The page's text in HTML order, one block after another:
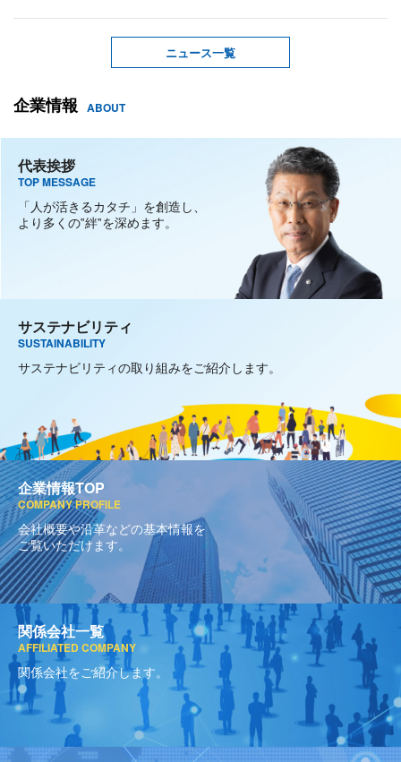
ニュース一覧
企業情報 ABOUT
代表挨拶
TOP MESSAGE
「人が活きるカタチ」を創造し、
より多くの‟絆‟を深めます。
サステナビリティ
SUSTAINABILITY
サステナビリティの取り組みをご紹介します。
企業情報TOP
COMPANY PROFILE
会社概要や沿革などの基本情報を
ご覧いただけます。
関係会社一覧
AFFILIATED COMPANY
関係会社をご紹介します。